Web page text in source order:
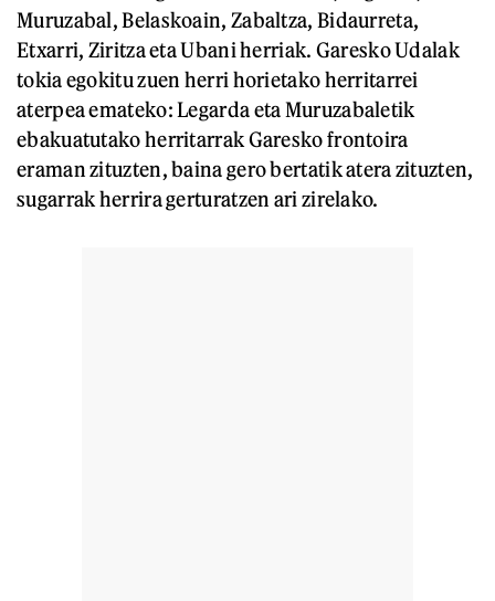
Muruzabal, Belaskoain, Zabaltza, Bidaurreta,
Etxarri, Ziritza eta Ubani herriak. Garesko Udalak
tokia egokitu zuen herri horietako herritarrei
aterpea emateko: Legarda eta Muruzabaletik
ebakuatutako herritarrak Garesko frontoira
eraman zituzten, baina gero bertatik atera zituzten,
sugarrak herrira gerturatzen ari zirelako.